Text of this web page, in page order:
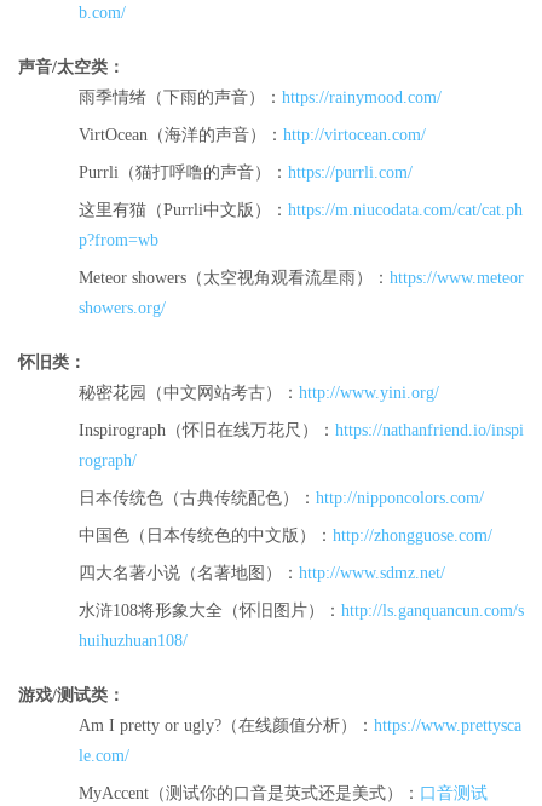
b.com/
声音/太空类：
雨季情绪（下雨的声音）： https://rainymood.com/
VirtOcean（海洋的声音）： http://virtocean.com/
Purrli（猫打呼噜的声音）： https://purrli.com/
这里有猫（Purrli中文版）： https://m.niucodata.com/cat/cat.ph
p?from=wb
Meteor showers（太空视角观看流星雨）： https://www.meteor
showers.org/
怀旧类：
秘密花园（中文网站考古）： http://www.yini.org/
Inspirograph（怀旧在线万花尺）： https://nathanfriend.io/inspi
rograph/
日本传统色（古典传统配色）： http://nipponcolors.com/
中国色（日本传统色的中文版）： http://zhongguose.com/
四大名著小说（名著地图）： http://www.sdmz.net/
水浒108将形象大全（怀旧图片）： http://ls.ganquancun.com/s
huihuzhuan108/
游戏/测试类：
Am I pretty or ugly?（在线颜值分析）： https://www.prettysca
le.com/
MyAccent（测试你的口音是英式还是美式）： 口音测试